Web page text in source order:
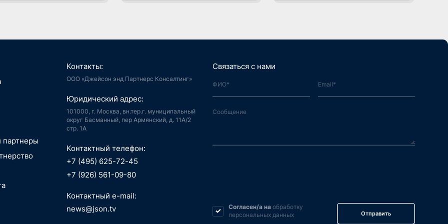
Интернет
LegalTech
данные,
4.0,
книги
3D
мотивация
БАС
город
3D
ИБ, КИИ
партнеры
Контакты:
ООО «Джейсон энд Партнерс Консалтинг»
Юридический адрес:
101000, г. Москва, вн.тер.г. муниципальный
округ Басманный, пер Армянский, д. 11А/2
стр. 1А
Контактный телефон:
+7 (495) 625-72-45
+7 (926) 561-09-80
Контактный e-mail:
news@json.tv
Связаться с нами
Согласен/а наобработку
персональных данных
Отправить